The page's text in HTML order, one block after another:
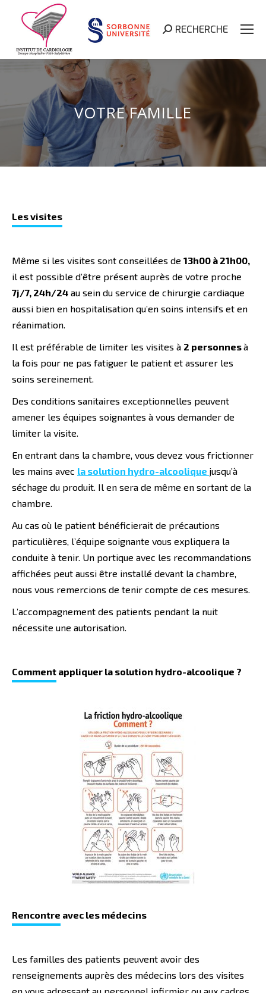
Search:
RECHERCHE
VOTRE FAMILLE
Les visites
Même si les visites sont conseillées de 13h00 à 21h00,
il est possible d’être présent auprès de votre proche
7j/7, 24h/24 au sein du service de chirurgie cardiaque
aussi bien en hospitalisation qu’en soins intensifs et en
réanimation.
Il est préférable de limiter les visites à 2 personnesà
la fois pour ne pas fatiguer le patient et assurer les
soins sereinement.
Des conditions sanitaires exceptionnelles peuvent
amener les équipes soignantes à vous demander de
limiter la visite.
En entrant dans la chambre, vous devez vous frictionner
les mains avec la solution hydro-alcoolique jusqu’à
séchage du produit. Il en sera de même en sortant de la
chambre.
Au cas où le patient bénéficierait de précautions
particulières, l’équipe soignante vous expliquera la
conduite à tenir. Un portique avec les recommandations
affichées peut aussi être installé devant la chambre,
nous vous remercions de tenir compte de ces mesures.
L’accompagnement des patients pendant la nuit
nécessite une autorisation.
Comment appliquer la solution hydro-alcoolique ?
Rencontre avec les médecins
Les familles des patients peuvent avoir des
renseignements auprès des médecins lors des visites